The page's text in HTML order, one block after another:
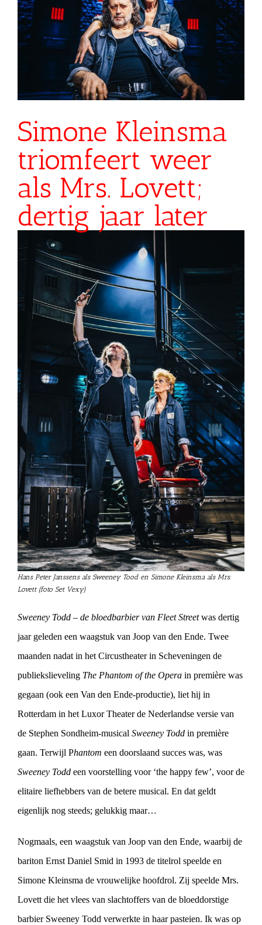
Simone Kleinsma
triomfeert weer
als Mrs. Lovett;
dertig jaar later
Hans Peter Janssens als Sweeney Tood en Simone Kleinsma als Mrs.
Lovett (foto Set Vexy)
Sweeney Todd – de bloedbarbier van Fleet Streetwas dertig
jaar geleden een waagstuk van Joop van den Ende. Twee
maanden nadat in het Circustheater in Scheveningen de
publiekslieveling The Phantom of the Opera in première was
gegaan (ook een Van den Ende-productie), liet hij in
Rotterdam in het Luxor Theater de Nederlandse versie van
de Stephen Sondheim-musical Sweeney Todd in première
gaan. Terwijl Phantom een doorslaand succes was, was
Sweeney Todd een voorstelling voor ‘the happy few’, voor de
elitaire liefhebbers van de betere musical. En dat geldt
eigenlijk nog steeds; gelukkig maar…
Nogmaals, een waagstuk van Joop van den Ende, waarbij de
bariton Ernst Daniel Smid in 1993 de titelrol speelde en
Simone Kleinsma de vrouwelijke hoofdrol. Zij speelde Mrs.
Lovett die het vlees van slachtoffers van de bloeddorstige
barbier Sweeney Todd verwerkte in haar pasteien. Ik was op